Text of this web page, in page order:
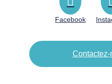
Facebook
Contactez-